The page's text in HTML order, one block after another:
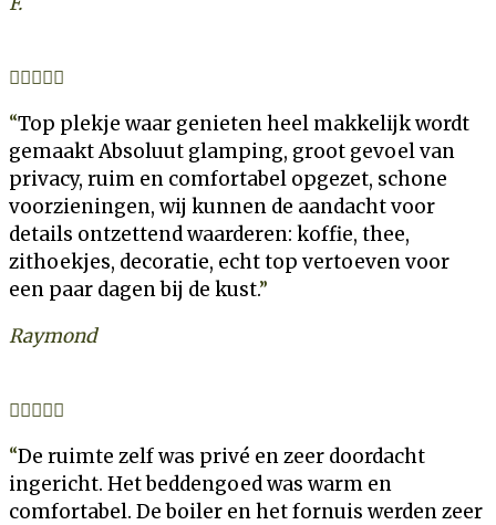

“Top plekje waar genieten heel makkelijk wordt
gemaaktAbsoluut glamping, groot gevoel van
privacy, ruim en comfortabel opgezet, schone
voorzieningen, wij kunnen de aandacht voor
details ontzettend waarderen: koffie, thee,
zithoekjes, decoratie, echt top vertoeven voor
een paar dagen bij de kust.”
Raymond

“De ruimte zelf was privé en zeer doordacht
ingericht. Het beddengoed was warm en
comfortabel. De boiler en het fornuis werden zeer